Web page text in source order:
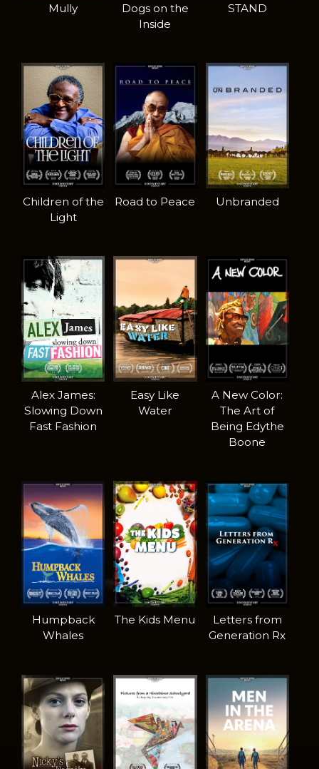
Mully
Dogs on the
Inside
STAND
Children of the
Light
Road to Peace Unbranded
Alex James:
Slowing Down
Fast Fashion
Easy Like
Water
A New Color:
The Art of
Being Edythe
Boone
Humpback
Whales
The Kids Menu
Letters from
Generation Rx